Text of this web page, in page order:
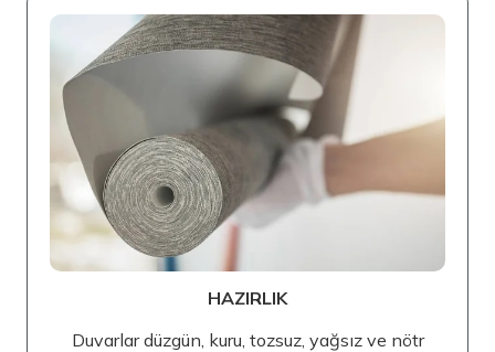
HAZIRLIK
Duvarlar düzgün, kuru, tozsuz, yağsız ve nötr